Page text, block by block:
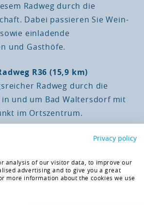
Radweg durch die
Dabei passieren Sie Wein-
einladende
und Gasthöfe.
R36 (15,9 km)
Radweg durch die
und um Bad Waltersdorf mit
im Ortszentrum.
R33 (26 km)
entschädigen für so manche
auf dieser Runde von Bad
Privacy policy
analysis of our visitor data, to improve our
advertising and to give you a great
more information about the cookies we use